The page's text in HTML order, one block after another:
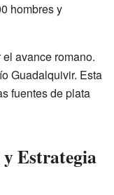
hombres y
avance romano.
Guadalquivir. Esta
fuentes de plata
Estrategia